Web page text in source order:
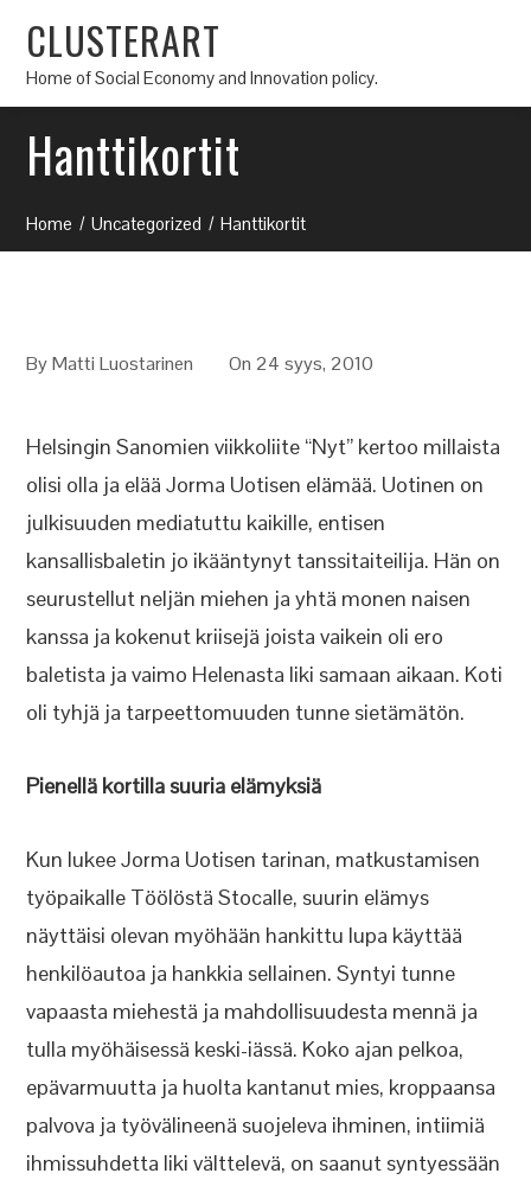
CLUSTERART
Home of Social Economy and Innovation policy.
Hanttikortit
Home Uncategorized Hanttikortit
ByMatti Luostarinen On 24 syys, 2010
Helsingin Sanomien viikkoliite “Nyt” kertoo millaista
olisi olla ja elää Jorma Uotisen elämää. Uotinen on
julkisuuden mediatuttu kaikille, entisen
kansallisbaletin jo ikääntynyt tanssitaiteilija. Hän on
seurustellut neljän miehen ja yhtä monen naisen
kanssa ja kokenut kriisejä joista vaikein oli ero
baletista ja vaimo Helenasta liki samaan aikaan. Koti
oli tyhjä ja tarpeettomuuden tunne sietämätön.
Pienellä kortilla suuria elämyksiä
Kun lukee Jorma Uotisen tarinan, matkustamisen
työpaikalle Töölöstä Stocalle, suurin elämys
näyttäisi olevan myöhään hankittu lupa käyttää
henkilöautoa ja hankkia sellainen. Syntyi tunne
vapaasta miehestä ja mahdollisuudesta mennä ja
tulla myöhäisessä keski-iässä. Koko ajan pelkoa,
epävarmuutta ja huolta kantanut mies, kroppaansa
palvova ja työvälineenä suojeleva ihminen, intiimiä
ihmissuhdetta liki välttelevä, on saanut syntyessään